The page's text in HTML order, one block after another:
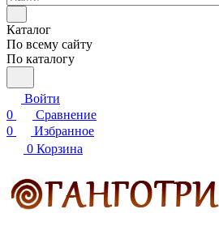
Каталог
По всему сайту
По каталогу
Войти
0
Сравнение
0
Избранное
0 Корзина